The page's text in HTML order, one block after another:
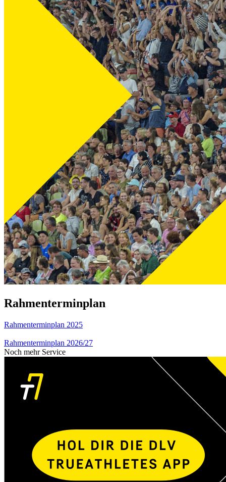
Rahmenterminplan
Rahmenterminplan 2025
Rahmenterminplan 2026/27
Noch mehr Service